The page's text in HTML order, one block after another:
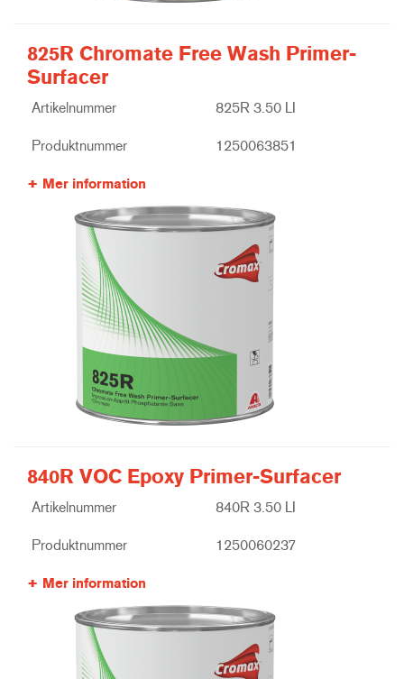
825R Chromate Free Wash Primer-
Surfacer
Artikelnummer 825R 3.50 LI
Produktnummer 1250063851
Mer information
840R VOC Epoxy Primer-Surfacer
Artikelnummer 840R 3.50 LI
Produktnummer 1250060237
Mer information